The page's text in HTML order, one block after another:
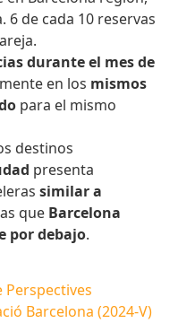
6 de cada 10 reservas
durante el mes de
en los mismos
para el mismo
destinos
presenta
similar a
que Barcelona
por debajo.
Barcelona (2024-V)